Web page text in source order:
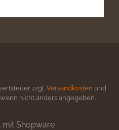
zzgl. Versandkosten und
nicht anders angegeben.
mit Shopware